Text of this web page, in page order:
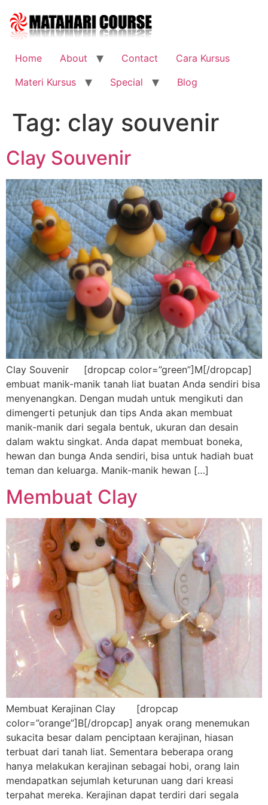
content
Home
About Contact
Cara Kursus
Materi Kursus
Special Blog
Tag: clay souvenir
Clay Souvenir
Clay Souvenir [dropcap color=”green”]M[/dropcap]
embuat manik-manik tanah liat buatan Anda sendiri bisa
menyenangkan. Dengan mudah untuk mengikuti dan
dimengerti petunjuk dan tips Anda akan membuat
manik-manik dari segala bentuk, ukuran dan desain
dalam waktu singkat. Anda dapat membuat boneka,
hewan dan bunga Anda sendiri, bisa untuk hadiah buat
teman dan keluarga. Manik-manik hewan […]
Membuat Clay
Membuat Kerajinan Clay [dropcap
color=”orange”]B[/dropcap] anyak orang menemukan
sukacita besar dalam penciptaan kerajinan, hiasan
terbuat dari tanah liat. Sementara beberapa orang
hanya melakukan kerajinan sebagai hobi, orang lain
mendapatkan sejumlah keturunan uang dari kreasi
terpahat mereka. Kerajinan dapat terdiri dari segala